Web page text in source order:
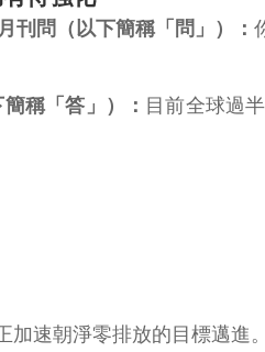
刊問（以下簡稱「問」）：
稱「答」）： 目前全球過
加速朝淨零排放的目標邁進